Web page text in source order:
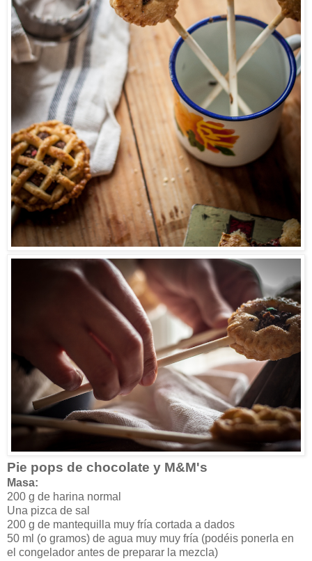
Pie pops de chocolate y M&M's
Masa:
200 g de harina normal
Una pizca de sal
200 g de mantequilla muy fría cortada a dados
50 ml (o gramos) de agua muy muy fría (podéis ponerla en
el congelador antes de preparar la mezcla)